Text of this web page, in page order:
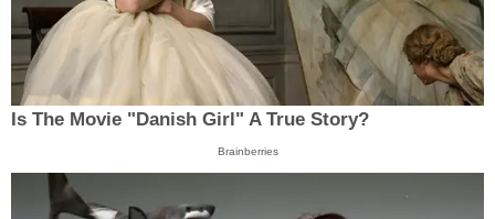
Is The Movie "Danish Girl" A True Story?
Brainberries